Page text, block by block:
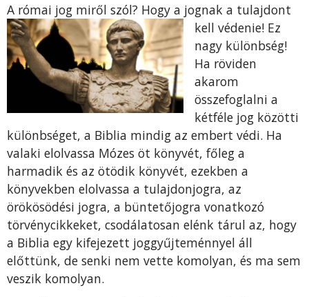
A római jog miről szól? Hogy a jognak a tulajdont
kell védenie! Ez
nagy különbség!
Ha röviden
akarom
összefoglalni a
kétféle jog közötti
különbséget, a Biblia mindig az embert védi. Ha
valaki elolvassa Mózes öt könyvét, főleg a
harmadik és az ötödik könyvét, ezekben a
könyvekben elolvassa a tulajdonjogra, az
örökösödési jogra, a büntetőjogra vonatkozó
törvénycikkeket, csodálatosan elénk tárul az, hogy
a Biblia egy kifejezett joggyűjteménnyel áll
előttünk, de senki nem vette komolyan, és ma sem
veszik komolyan.